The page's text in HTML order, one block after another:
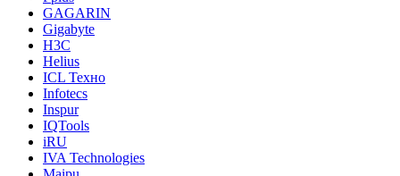
GAGARIN
Gigabyte
H3C
Helius
ICL Техно
Infotecs
Inspur
IQTools
iRU
IVA Technologies